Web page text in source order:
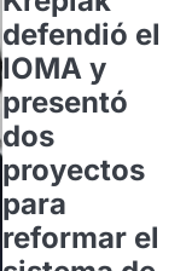
defendió el
IOMA y
presentó
dos
proyectos
para
reformar el